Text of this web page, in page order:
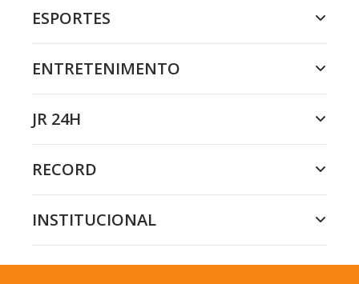
ESPORTES
ENTRETENIMENTO
JR 24H
RECORD
INSTITUCIONAL